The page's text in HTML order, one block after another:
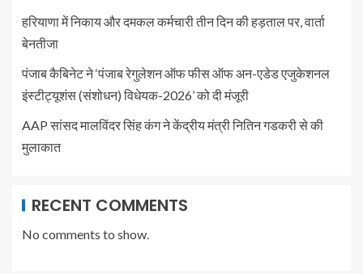
हरियाणा में निकाय और दमकल कर्मचारी तीन दिन की हड़ताल पर, वार्ता
बेनतीजा
पंजाब कैबिनेट ने ‘पंजाब रेगुलेशन ऑफ फीस ऑफ अन-एडेड एजुकेशनल
इंस्टीट्यूशंस (संशोधन) विधेयक-2026’ को दी मंजूरी
AAP सांसद मालविंदर सिंह कंग ने केंद्रीय मंत्री नितिन गडकरी से की
मुलाकात
RECENT COMMENTS
No comments to show.